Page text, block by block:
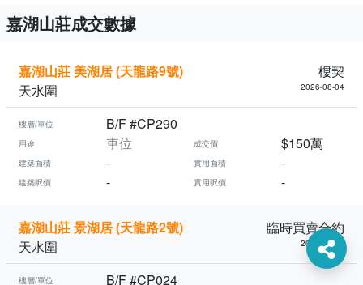
嘉湖山莊成交數據
嘉湖山莊 美湖居 (天龍路9號)
樓契
天水圍
2026-08-04
樓層/單位 B/F #CP290
用途 車位 成交價 $150萬
建築面積 - 實用面積 -
建築呎價 - 實用呎價 -
嘉湖山莊 景湖居 (天龍路2號)
臨時買賣合約
天水圍
2026-08-03
樓層/單位 B/F #CP024